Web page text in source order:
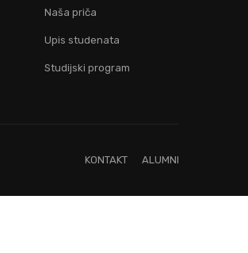
Naša priča
Upis studenata
Studijski program
KONTAKT ALUMNI